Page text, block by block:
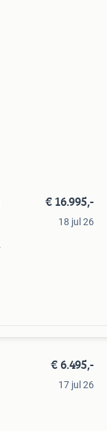
€ 16.995,-
18 jul 26
€ 6.495,-
17 jul 26